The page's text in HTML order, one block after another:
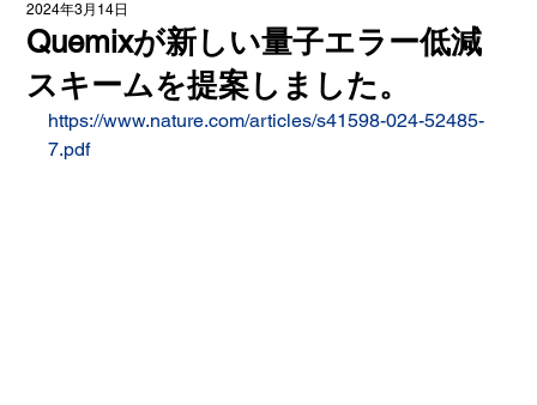
Quemixが新しい量子エラー低減
スキームを提案しました。
2024年3月14日
https://www.nature.com/articles/s41598-024-52485-
7.pdf